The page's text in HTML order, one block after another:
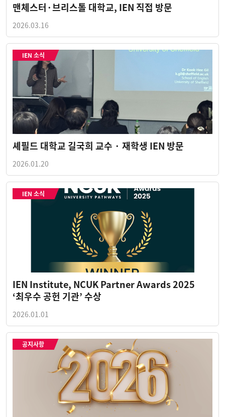
맨체스터·브리스톨 대학교, IEN 직접 방문
2026.03.16
IEN 소식
셰필드 대학교 길국희 교수 · 재학생 IEN 방문
2026.01.20
IEN 소식
IEN Institute, NCUK Partner Awards 2025
‘최우수 공헌 기관’ 수상
2026.01.01
공지사항